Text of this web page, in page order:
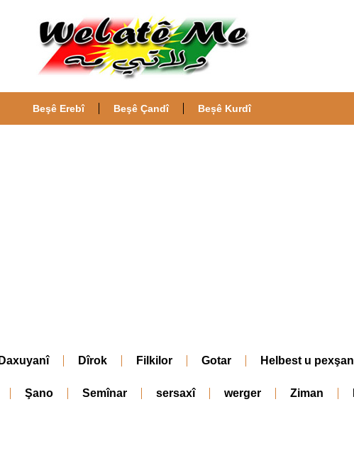
Beşê Erebî Beşê Çandî Beșê Kurdî
Daxuyanî Dîrok Filkilor Gotar Helbest u pexşan
Şano Semînar sersaxî werger Ziman